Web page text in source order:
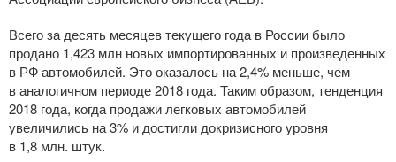
Всего за десять месяцев текущего года в России было
продано 1,423 млн новых импортированных и произведенных
в РФ автомобилей. Это оказалось на 2,4% меньше, чем
в аналогичном периоде 2018 года. Таким образом, тенденция
2018 года, когда продажи легковых автомобилей
увеличились на 3% и достигли докризисного уровня
в 1,8 млн. штук.